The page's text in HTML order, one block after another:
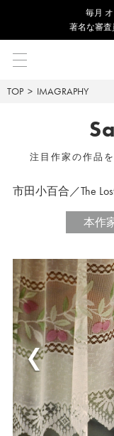
毎⽉
著名な審
TOP IMAGRAPHY
注目作家の作品
市田小百合／The
本作